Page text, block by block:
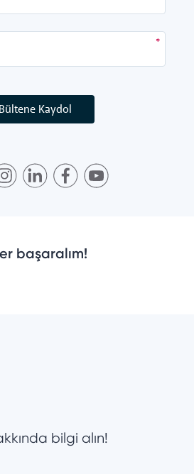
Bültene Kaydol
başaralım!
bilgi alın!